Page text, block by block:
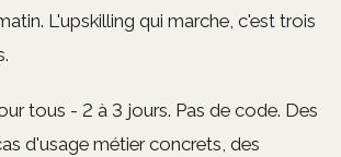
L'upskilling qui marche, c'est trois
tous - 2 à 3 jours. Pas de code. Des
d'usage métier concrets, des